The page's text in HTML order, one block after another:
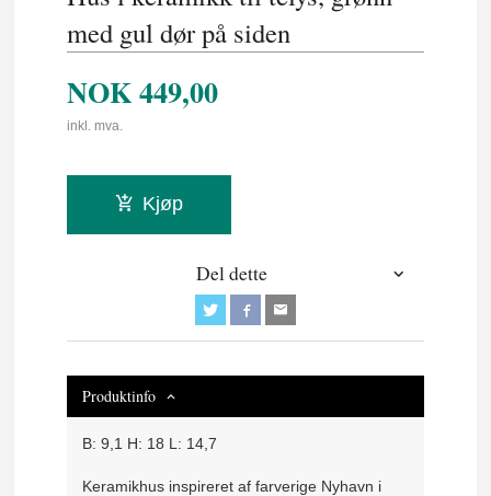
med gul dør på siden
NOK449,00
inkl. mva.
Kjøp
Del dette
Produktinfo
B: 9,1 H: 18 L: 14,7
Keramikhus inspireret af farverige Nyhavn i